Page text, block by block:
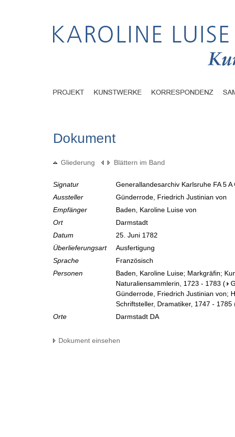
Dokument
Gliederung Blättern im Band
Signatur
Generallandesarchiv Karlsruhe FA 5 A
Aussteller
Günderrode, Friedrich Justinian von
Empfänger
Baden, Karoline Luise von
Ort
Darmstadt
Datum
25. Juni 1782
Überlieferungsart
Ausfertigung
Sprache
Französisch
Personen
Baden, Karoline Luise; Markgräfin;
Naturaliensammlerin, 1723 - 1783 (
Günderrode, Friedrich Justinian von;
Schriftsteller, Dramatiker, 1747 - 1785
Orte
Darmstadt DA
Dokument einsehen